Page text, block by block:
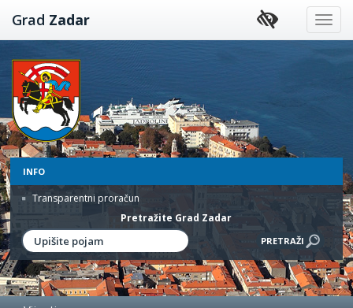
Preskoči
na
Grad Zadar
INFO
Transparentni proračun
Pretražite Grad Zadar